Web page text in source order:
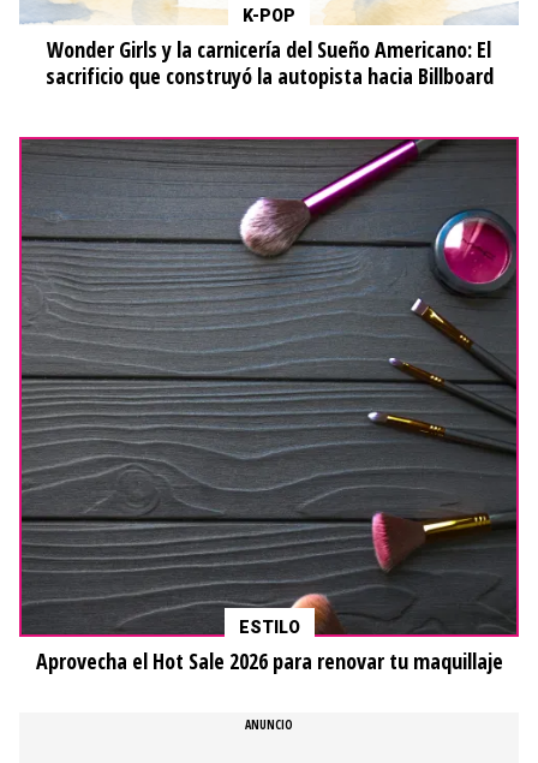
K-POP
Wonder Girls y la carnicería del Sueño Americano: El
sacrificio que construyó la autopista hacia Billboard
ESTILO
Aprovecha el Hot Sale 2026 para renovar tu maquillaje